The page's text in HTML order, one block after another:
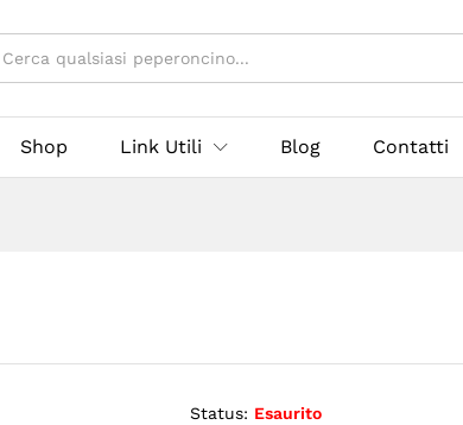
Shop Link Utili Blog Contatti
Status: Esaurito